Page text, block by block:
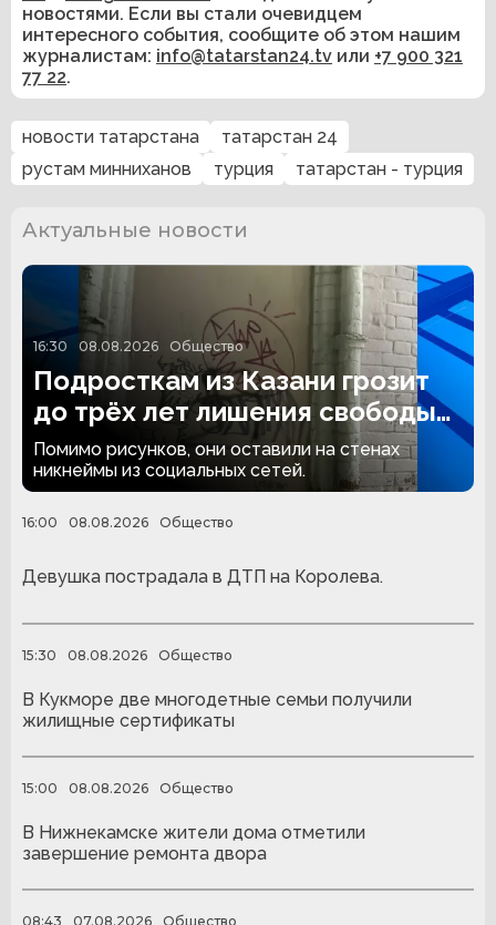
новостями. Если вы стали очевидцем
интересного события, сообщите об этом нашим
журналистам: info@tatarstan24.tv или +7 900 321
77 22.
новости татарстана
татарстан 24
рустам минниханов
турция татарстан - турция
Актуальные новости
16:30 08.08.2026 Общество
Подросткам из Казани грозит
до трёх лет лишения свободы
за граффити
Помимо рисунков, они оставили на стенах
никнеймы из социальных сетей.
16:00 08.08.2026 Общество
Девушка пострадала в ДТП на Королева.
15:30 08.08.2026 Общество
В Кукморе две многодетные семьи получили
жилищные сертификаты
15:00 08.08.2026 Общество
В Нижнекамске жители дома отметили
завершение ремонта двора
08:43 07.08.2026 Общество